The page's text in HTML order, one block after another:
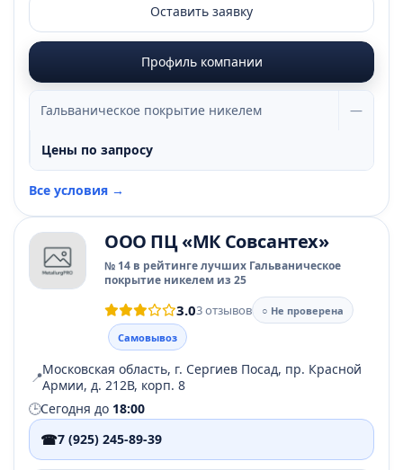
Оставить заявку
Профиль компании
Гальваническое покрытие никелем —
Цены по запросу
Все условия →
ООО ПЦ «МК Совсантех»
№ 14 в рейтинге лучших Гальваническое
покрытие никелем из 25
3.03 отзывов
○ Не проверена
Самовывоз
📍Московская область, г. Сергиев Посад, пр. Красной
Армии, д. 212В, корп. 8
🕒Сегодня до 18:00
☎7 (925) 245-89-39